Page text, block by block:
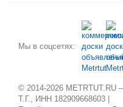
Мы в соцсетях:
© 2014-2026 METRTUT.RU
Т.Г., ИНН 182909668603 |